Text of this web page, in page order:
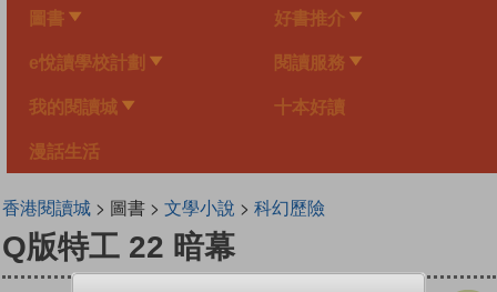
圖書 好書推介
e悅讀學校計劃 閱讀服務
我的閱讀城 十本好讀
漫話生活
香港閱讀城> 圖書 > 文學小說 > 科幻歷險
Q版特工 22 暗幕